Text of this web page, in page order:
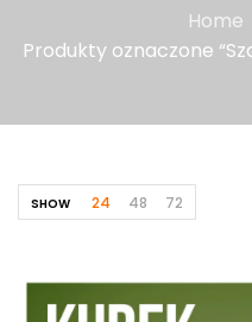
Home
Produkty oznaczone
SHOW 24 48 72